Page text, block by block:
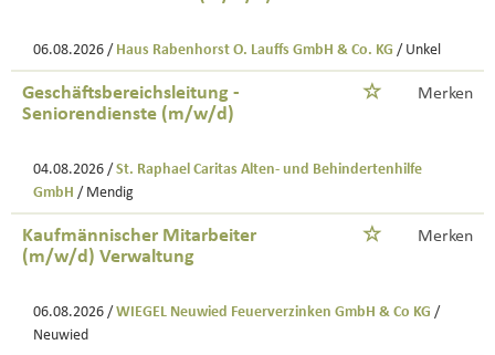
06.08.2026 / Haus Rabenhorst O. Lauffs GmbH & Co. KG / Unkel
Geschäftsbereichsleitung -
Seniorendienste (m/w/d)
Merken
04.08.2026 / St. Raphael Caritas Alten- und Behindertenhilfe
GmbH / Mendig
Kaufmännischer Mitarbeiter
(m/w/d) Verwaltung
Merken
06.08.2026 / WIEGEL Neuwied Feuerverzinken GmbH & Co KG /
Neuwied